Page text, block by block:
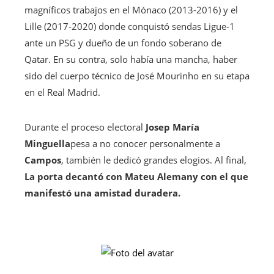
magníficos trabajos en el Mónaco (2013-2016) y el
Lille (2017-2020) donde conquistó sendas Ligue-1
ante un PSG y dueño de un fondo soberano de
Qatar. En su contra, solo había una mancha, haber
sido del cuerpo técnico de José Mourinho en su etapa
en el Real Madrid.
Durante el proceso electoral Josep María
Minguellapesa a no conocer personalmente a
Campos, también le dedicó grandes elogios. Al final,
La porta decantó con Mateu Alemany con el que
manifestó una amistad duradera.